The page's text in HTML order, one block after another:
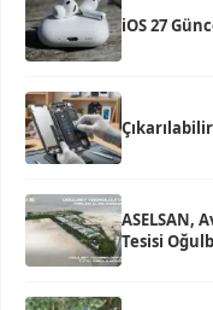
iOS 27
ASELSAN,
Tesisi